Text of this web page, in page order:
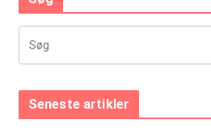
Seneste artikler